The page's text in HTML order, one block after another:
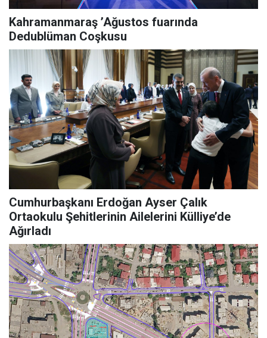
Kahramanmaraş ’Ağustos fuarında
Dedublüman Coşkusu
Cumhurbaşkanı Erdoğan Ayser Çalık
Ortaokulu Şehitlerinin Ailelerini Külliye’de
Ağırladı